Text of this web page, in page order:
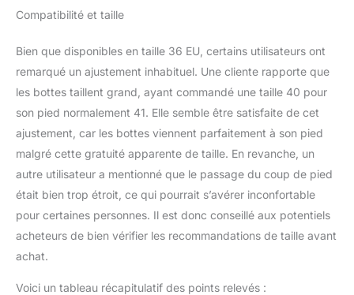
Compatibilité et taille
Bien que disponibles en taille 36 EU, certains utilisateurs ont
remarqué un ajustement inhabituel. Une cliente rapporte que
les bottes taillent grand, ayant commandé une taille 40 pour
son pied normalement 41. Elle semble être satisfaite de cet
ajustement, car les bottes viennent parfaitement à son pied
malgré cette gratuité apparente de taille. En revanche, un
autre utilisateur a mentionné que le passage du coup de pied
était bien trop étroit, ce qui pourrait s’avérer inconfortable
pour certaines personnes. Il est donc conseillé aux potentiels
acheteurs de bien vérifier les recommandations de taille avant
achat.
Voici un tableau récapitulatif des points relevés :